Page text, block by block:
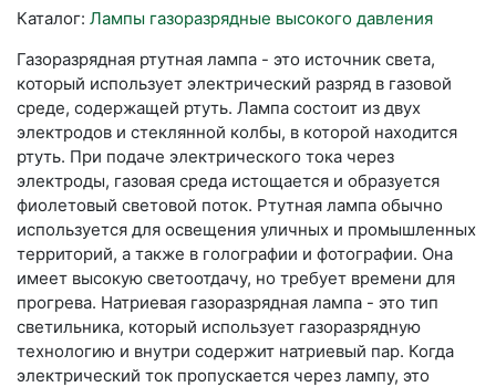
Каталог: Лампы газоразрядные высокого давления
Газоразрядная ртутная лампа - это источник света,
который использует электрический разряд в газовой
среде, содержащей ртуть. Лампа состоит из двух
электродов и стеклянной колбы, в которой находится
ртуть. При подаче электрического тока через
электроды, газовая среда истощается и образуется
фиолетовый световой поток. Ртутная лампа обычно
используется для освещения уличных и промышленных
территорий, а также в голографии и фотографии. Она
имеет высокую светоотдачу, но требует времени для
прогрева. Натриевая газоразрядная лампа - это тип
светильника, который использует газоразрядную
технологию и внутри содержит натриевый пар. Когда
электрический ток пропускается через лампу, это